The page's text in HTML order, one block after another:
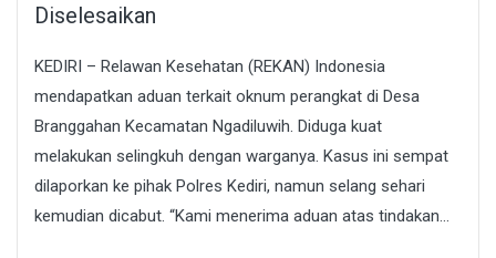
Diselesaikan
KEDIRI – Relawan Kesehatan (REKAN) Indonesia
mendapatkan aduan terkait oknum perangkat di Desa
Branggahan Kecamatan Ngadiluwih. Diduga kuat
melakukan selingkuh dengan warganya. Kasus ini sempat
dilaporkan ke pihak Polres Kediri, namun selang sehari
kemudian dicabut. “Kami menerima aduan atas tindakan...